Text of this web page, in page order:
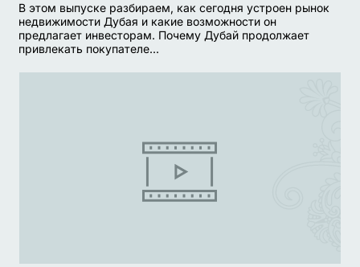
В этом выпуске разбираем, как сегодня устроен рынок
недвижимости Дубая и какие возможности он
предлагает инвесторам. Почему Дубай продолжает
привлекать покупателе...